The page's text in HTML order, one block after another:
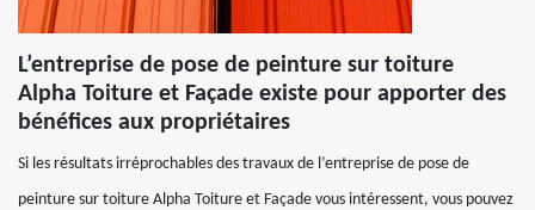
L’entreprise de pose de peinture sur toiture
Alpha Toiture et Façade existe pour apporter des
bénéfices aux propriétaires
Si les résultats irréprochables des travaux de l’entreprise de pose de
peinture sur toiture Alpha Toiture et Façade vous intéressent, vous pouvez